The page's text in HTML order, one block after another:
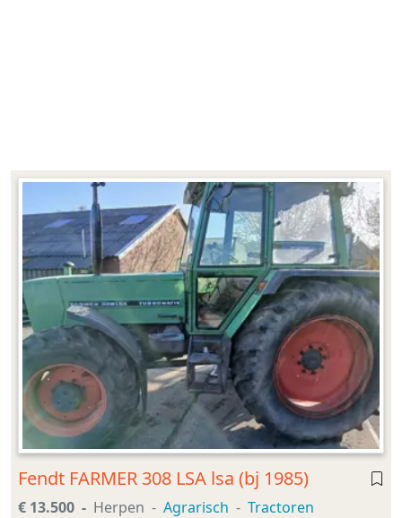
Fendt FARMER 308 LSA lsa (bj 1985)
€ 13.500 Herpen Agrarisch Tractoren